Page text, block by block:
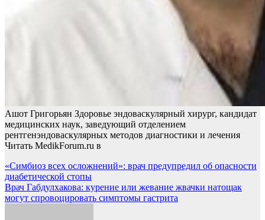
Ашот Григорьян Здоровье эндоваскулярный хирург, кандидат
медицинских наук, заведующий отделением
рентгенэндоваскулярных методов диагностики и лечения
Читать MedikForum.ru в
Навигация
по
записям
«Симбиоз всех осложнений»: врач предупредил об опасности
диабетической стопы
Врач Габдулхакова: курение или жевание жвачки натощак
могут спровоцировать симптомы гастрита